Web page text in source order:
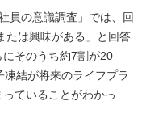
員の意識調査」では、回
たは興味がある」と回答
そのうち約7割が20
結が将来のライフプラ
ていることがわかっ